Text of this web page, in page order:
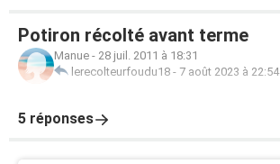
Potiron récolté avant terme
Manue - 28 juil. 2011 à 18:31
lerecolteurfoudu18 - 7 août 2023 à 22:54
5 réponses